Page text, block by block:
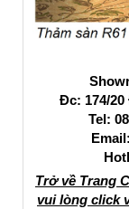
Đc: 174/20
Tel:
Trở về Trang
vui lòng click